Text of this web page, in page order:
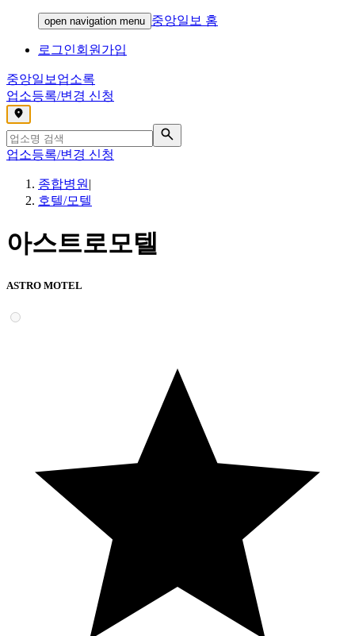
open navigation menu 중앙일보 홈
로그인회원가입
중앙일보 업소록
업소등록/변경 신청
,
업소등록/변경 신청
종합병원 |
호텔/모텔
아스트로모텔
ASTRO MOTEL